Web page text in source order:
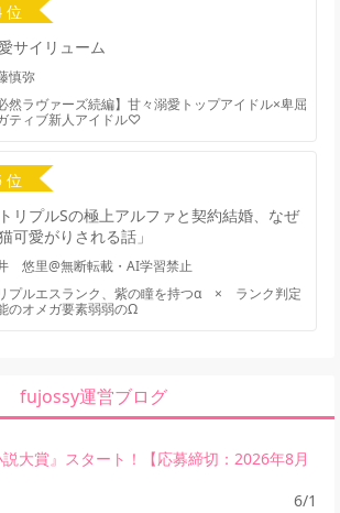
位
サイリューム
慎弥
然ラヴァーズ続編】甘々溺愛トップアイドル×卑屈
ティブ新人アイドル♡
位
トリプルSの極上アルファと契約結婚、なぜ
可愛がりされる話」
悠里@無断転載・AI学習禁止
プルエスランク、紫の瞳を持つα × ランク判定
のオメガ要素弱弱のΩ
fujossy運営ブログ
大賞』スタート！【応募締切：2026年8月
6/1